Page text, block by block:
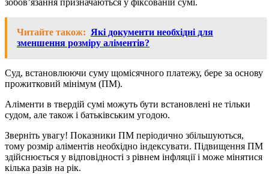
зобов’язання призначаються у фіксованій сумі.
Читайте також: Які документи необхідні для
зменшення розміру аліментів?
Суд, встановлюючи суму щомісячного платежу, бере за основу
прожитковий мінімум (ПМ).
Аліменти в твердій сумі можуть бути встановлені не тільки
судом, але також і батьківським угодою.
Зверніть увагу! Показники ПМ періодично збільшуються,
тому розмір аліментів необхідно індексувати. Підвищення ПМ
здійснюється у відповідності з рівнем інфляції і може мінятися
кілька разів на рік.